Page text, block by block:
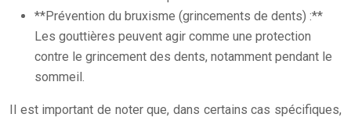
**Prévention du bruxisme (grincements de dents) :**
Les gouttières peuvent agir comme une protection
contre le grincement des dents, notamment pendant le
sommeil.
Il est important de noter que, dans certains cas spécifiques,